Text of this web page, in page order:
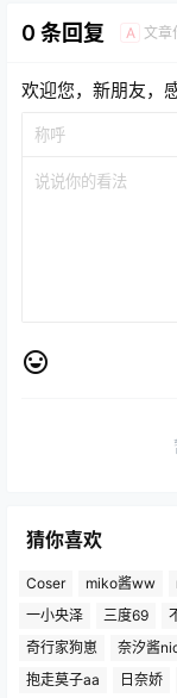
0 条回复 A 文章
欢迎您，新朋友，
猜你喜欢
Coser miko酱ww
一小央泽
三度69
奇行家狗崽
奈汐酱
抱走莫子aa
日奈娇